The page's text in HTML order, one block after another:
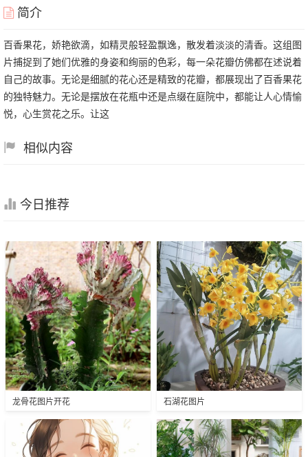
简介
百香果花，娇艳欲滴，如精灵般轻盈飘逸，散发着淡淡的清香。这组图
片捕捉到了她们优雅的身姿和绚丽的色彩，每一朵花瓣仿佛都在述说着
自己的故事。无论是细腻的花心还是精致的花瓣，都展现出了百香果花
的独特魅力。无论是摆放在花瓶中还是点缀在庭院中，都能让人心情愉
悦，心生赏花之乐。让这
相似内容
今日推荐
龙骨花图片开花 石湖花图片